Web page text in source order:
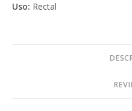
Uso: Rectal